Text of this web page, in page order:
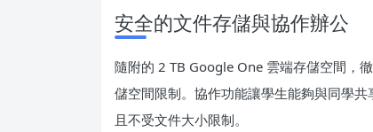
安全的文件存儲與協作辦公
隨附的 2 TB Google One 雲端存儲空間，
儲空間限制。協作功能讓學生能夠與同學
且不受文件大小限制。